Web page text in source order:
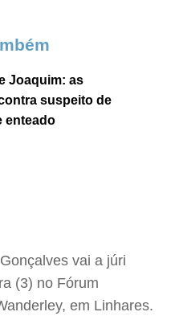
Joaquim: as
suspeito de
enteado
vai a júri
(3) no Fórum
em Linhares.